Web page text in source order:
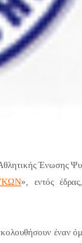
Ένωσης
», εντός
έναν